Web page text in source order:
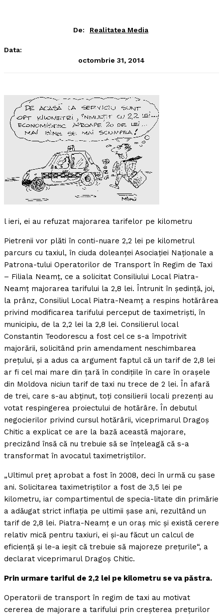
De: Realitatea Media
Data:
octombrie 31, 2014
l ieri, ei au refuzat majorarea tarifelor pe kilometru
Pietrenii vor plăti în conti-nuare 2,2 lei pe kilometrul
parcurs cu taxiul, în ciuda doleanţei Asociaţiei Naţionale a
Patrona-tului Operatorilor de Transport în Regim de Taxi
– Filiala Neamţ, ce a solicitat Consiliului Local Piatra-
Neamţ majorarea tarifului la 2,8 lei. Întrunit în şedinţă, joi,
la prânz, Consiliul Local Piatra-Neamţ a respins hotărârea
privind modificarea tarifului perceput de taximetrişti, în
municipiu, de la 2,2 lei la 2,8 lei. Consilierul local
Constantin Teodorescu a fost cel ce s-a împotrivit
majorării, solicitând prin amendament neschimbarea
preţului, şi a adus ca argument faptul că un tarif de 2,8 lei
ar fi cel mai mare din ţară în condiţiile în care în oraşele
din Moldova niciun tarif de taxi nu trece de 2 lei. În afară
de trei, care s-au abţinut, toţi consilierii locali prezenţi au
votat respingerea proiectului de hotărâre. În debutul
negocierilor privind cursul hotărârii, viceprimarul Dragoş
Chitic a explicat ce are la bază această majorare,
precizând însă că nu trebuie să se înţeleagă că s-a
transformat în avocatul taximetriştilor.
„Ultimul preţ aprobat a fost în 2008, deci în urmă cu şase
ani. Solicitarea taximetriştilor a fost de 3,5 lei pe
kilometru, iar compartimentul de specia-litate din primărie
a adăugat strict inflaţia pe ultimii şase ani, rezultând un
tarif de 2,8 lei. Piatra-Neamţ e un oraş mic şi există cerere
relativ mică pentru taxiuri, ei şi-au făcut un calcul de
eficienţă şi le-a ieşit că trebuie să majoreze preţurile“, a
declarat viceprimarul Dragoş Chitic.
Prin urmare tariful de 2,2 lei pe kilometru se va păstra.
Operatorii de transport în regim de taxi au motivat
cererea de majorare a tarifului prin creşterea preţurilor